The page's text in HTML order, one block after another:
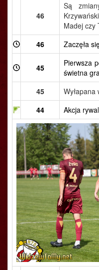
46
Są
Madej czy
46
Zaczęła
45
Pierwsza
świetna
45
44
Akcja